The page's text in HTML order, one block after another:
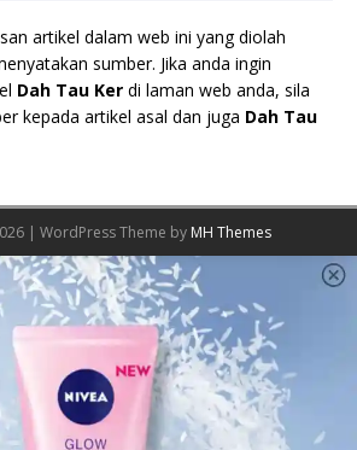
artikel dalam web ini yang diolah
sumber. Jika anda ingin
Dah Tau Ker di laman web anda, sila
kepada artikel asal dan juga Dah Tau
| WordPress Theme by MH Themes